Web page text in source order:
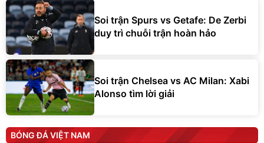
Soi trận Spurs vs Getafe: De Zerbi
duy trì chuỗi trận hoàn hảo
Soi trận Chelsea vs AC Milan: Xabi
Alonso tìm lời giải
BÓNG ĐÁ VIỆT NAM